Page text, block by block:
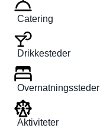
Catering
Drikkesteder
Overnatningssteder
Aktiviteter